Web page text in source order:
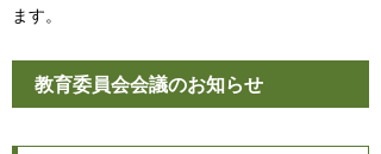
ます。
教育委員会会議のお知らせ